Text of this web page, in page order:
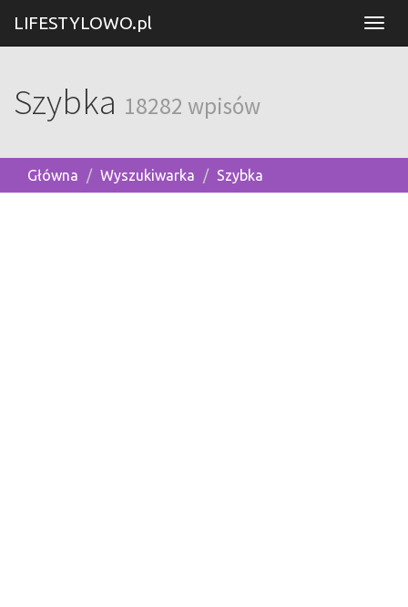
LIFESTYLOWO.pl
Szybka 18282 wpisów
Główna Wyszukiwarka Szybka